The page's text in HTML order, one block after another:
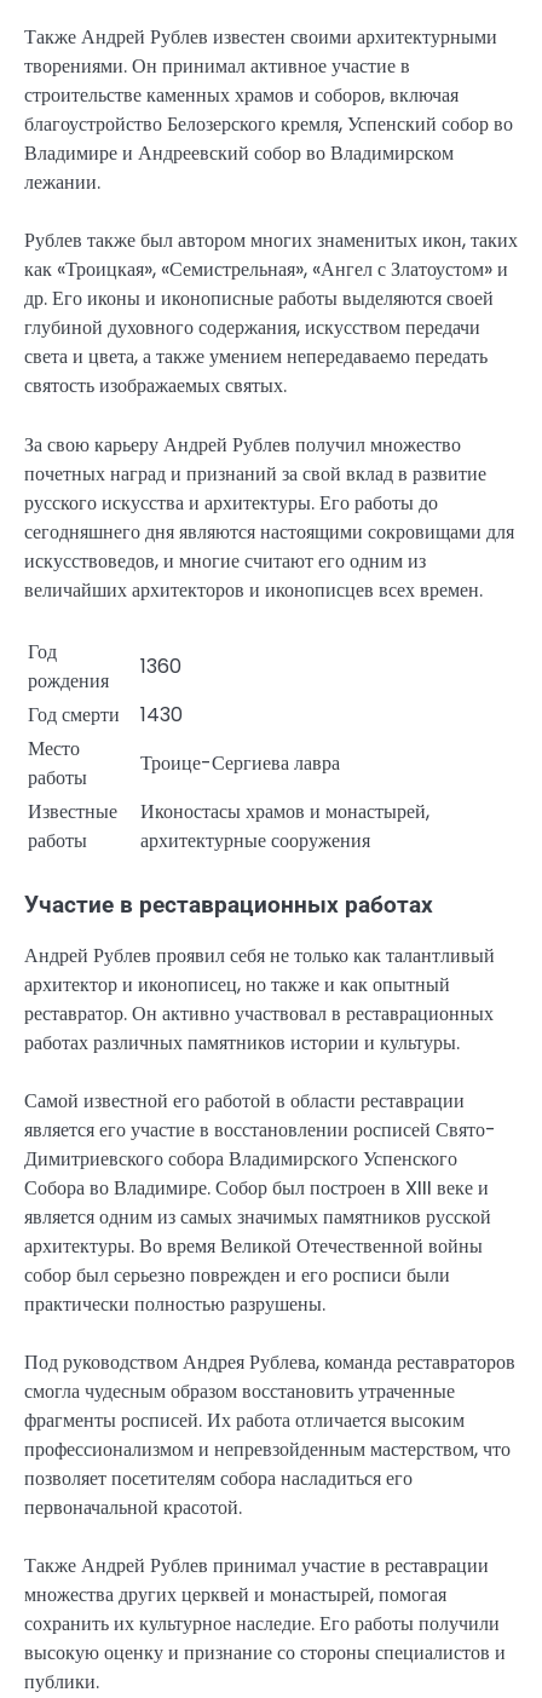
Также Андрей Рублев известен своими архитектурными
творениями. Он принимал активное участие в
строительстве каменных храмов и соборов, включая
благоустройство Белозерского кремля, Успенский собор во
Владимире и Андреевский собор во Владимирском
лежании.
Рублев также был автором многих знаменитых икон, таких
как «Троицкая», «Семистрельная», «Ангел с Златоустом» и
др. Его иконы и иконописные работы выделяются своей
глубиной духовного содержания, искусством передачи
света и цвета, а также умением непередаваемо передать
святость изображаемых святых.
За свою карьеру Андрей Рублев получил множество
почетных наград и признаний за свой вклад в развитие
русского искусства и архитектуры. Его работы до
сегодняшнего дня являются настоящими сокровищами для
искусствоведов, и многие считают его одним из
величайших архитекторов и иконописцев всех времен.
Год
рождения
1360
Год смерти
1430
Место
работы
Троице-Сергиева лавра
Известные
работы
Иконостасы храмов и монастырей,
архитектурные сооружения
Участие в реставрационных работах
Андрей Рублев проявил себя не только как талантливый
архитектор и иконописец, но также и как опытный
реставратор. Он активно участвовал в реставрационных
работах различных памятников истории и культуры.
Самой известной его работой в области реставрации
является его участие в восстановлении росписей Свято-
Димитриевского собора Владимирского Успенского
Собора во Владимире. Собор был построен в XIII веке и
является одним из самых значимых памятников русской
архитектуры. Во время Великой Отечественной войны
собор был серьезно поврежден и его росписи были
практически полностью разрушены.
Под руководством Андрея Рублева, команда реставраторов
смогла чудесным образом восстановить утраченные
фрагменты росписей. Их работа отличается высоким
профессионализмом и непревзойденным мастерством, что
позволяет посетителям собора насладиться его
первоначальной красотой.
Также Андрей Рублев принимал участие в реставрации
множества других церквей и монастырей, помогая
сохранить их культурное наследие. Его работы получили
высокую оценку и признание со стороны специалистов и
публики.